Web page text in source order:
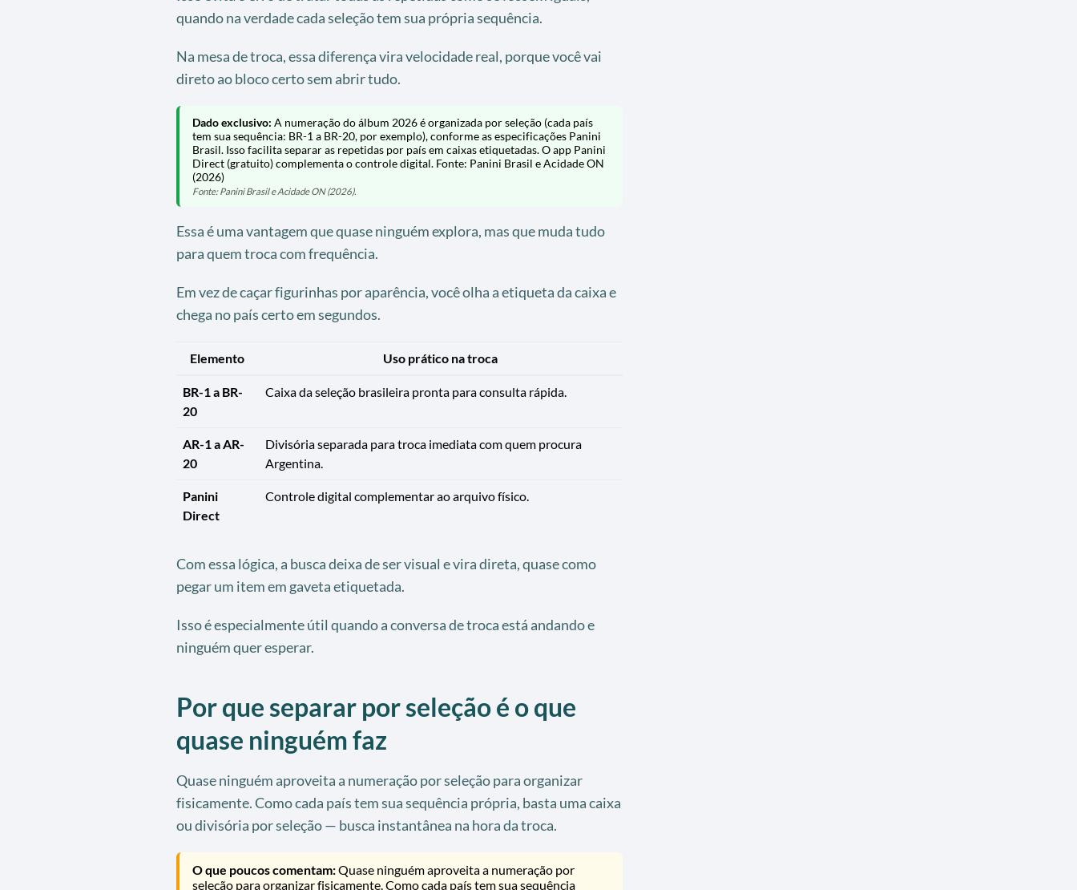
quando na verdade cada seleção tem sua própria sequência.
Na mesa de troca, essa diferença vira velocidade real, porque você vai
direto ao bloco certo sem abrir tudo.
Dado exclusivo: A numeração do álbum 2026 é organizada por seleção (cada país
tem sua sequência: BR-1 a BR-20, por exemplo), conforme as especificações Panini
Brasil. Isso facilita separar as repetidas por país em caixas etiquetadas. O app Panini
Direct (gratuito) complementa o controle digital. Fonte: Panini Brasil e Acidade ON
(2026)
Fonte: Panini Brasil e Acidade ON (2026).
Essa é uma vantagem que quase ninguém explora, mas que muda tudo
para quem troca com frequência.
Em vez de caçar figurinhas por aparência, você olha a etiqueta da caixa e
chega no país certo em segundos.
Elemento Uso prático na troca
BR-1 a BR-
20
Caixa da seleção brasileira pronta para consulta rápida.
AR-1 a AR-
20
Divisória separada para troca imediata com quem procura
Argentina.
Panini
Direct
Controle digital complementar ao arquivo físico.
Com essa lógica, a busca deixa de ser visual e vira direta, quase como
pegar um item em gaveta etiquetada.
Isso é especialmente útil quando a conversa de troca está andando e
ninguém quer esperar.
Por que separar por seleção é o que
quase ninguém faz
Quase ninguém aproveita a numeração por seleção para organizar
fisicamente. Como cada país tem sua sequência própria, basta uma caixa
ou divisória por seleção — busca instantânea na hora da troca.
O que poucos comentam:Quase ninguém aproveita a numeração por
seleção para organizar fisicamente. Como cada país tem sua sequência